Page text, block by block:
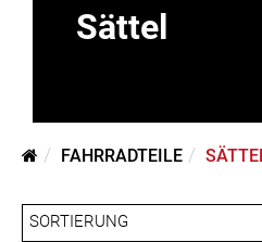
Sättel
FAHRRADTEILE
SORTIERUNG